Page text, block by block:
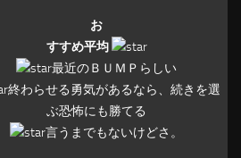
お
すすめ平均
最近のＢＵＭＰらしい
終わらせる勇気があるなら、続きを選
ぶ恐怖にも勝てる
言うまでもないけどさ。